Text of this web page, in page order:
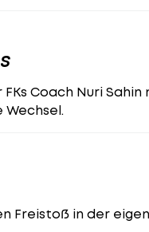
FKs Coach Nuri
Wechsel.
Freistoß in der